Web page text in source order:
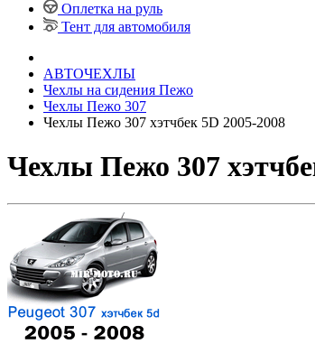
Оплетка на руль
Тент для автомобиля
АВТОЧЕХЛЫ
Чехлы на сидения Пежо
Чехлы Пежо 307
Чехлы Пежо 307 хэтчбек 5D 2005-2008
Чехлы Пежо 307